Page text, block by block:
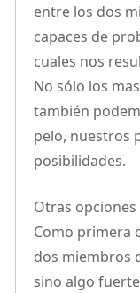
entre los dos
capaces de
cuales nos
No sólo los
también
pelo, nuestros
posibilidades.
Otras opciones
Como primera
dos miembros
sino algo